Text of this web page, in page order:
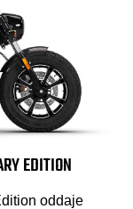
EDITION
oddaje